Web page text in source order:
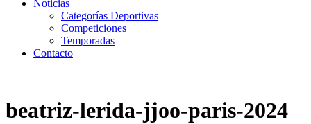
Noticias
Categorías Deportivas
Competiciones
Temporadas
Contacto
beatriz-lerida-jjoo-paris-2024